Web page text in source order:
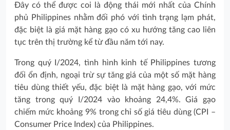
Đây có thể được coi là động thái mới nhất của Chính
phủ Philippines nhằm đối phó với tình trạng lạm phát,
đặc biệt là giá mặt hàng gạo có xu hướng tăng cao liên
tục trên thị trường kể từ đầu năm tới nay.
Trong quý I/2024, tình hình kinh tế Philippines tương
đối ổn định, ngoại trừ sự tăng giá của một số mặt hàng
tiêu dùng thiết yếu, đặc biệt là mặt hàng gạo, với mức
tăng trong quý I/2024 vào khoảng 24,4%. Giá gạo
chiếm mức khoảng 9% trong chỉ số giá tiêu dùng (CPI –
Consumer Price Index) của Philippines.